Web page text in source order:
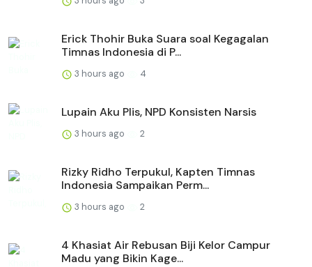
Erick Thohir Buka Suara soal Kegagalan
Timnas Indonesia di P...
3 hours ago 4
Lupain Aku Plis, NPD Konsisten Narsis
3 hours ago 2
Rizky Ridho Terpukul, Kapten Timnas
Indonesia Sampaikan Perm...
3 hours ago 2
4 Khasiat Air Rebusan Biji Kelor Campur
Madu yang Bikin Kage...